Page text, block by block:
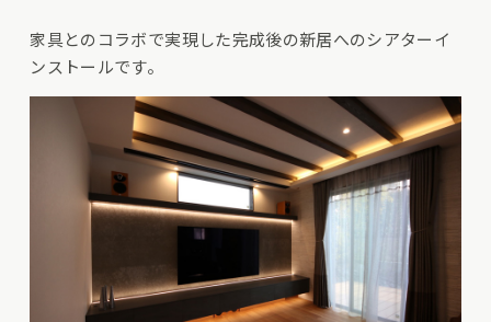
家具とのコラボで実現した完成後の新居へのシアターイ
ンストールです。